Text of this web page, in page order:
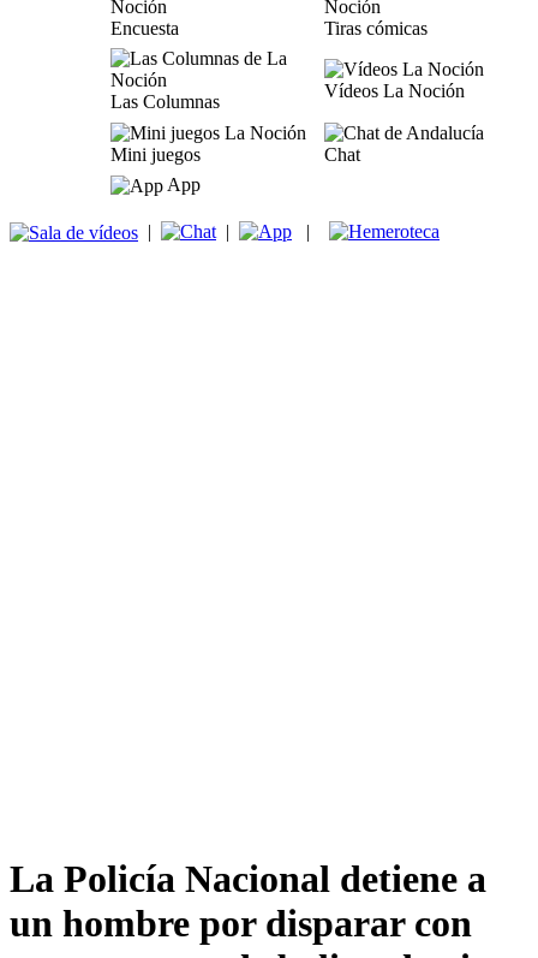
Encuesta Tiras cómicas
Las Columnas
Vídeos La Noción
Mini juegos
Chat
App
| | |
La Policía Nacional detiene a
un hombre por disparar con